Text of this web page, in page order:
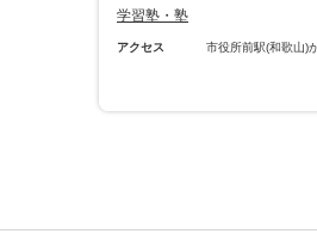
学習塾・塾
アクセス 市役所前駅(和歌山)